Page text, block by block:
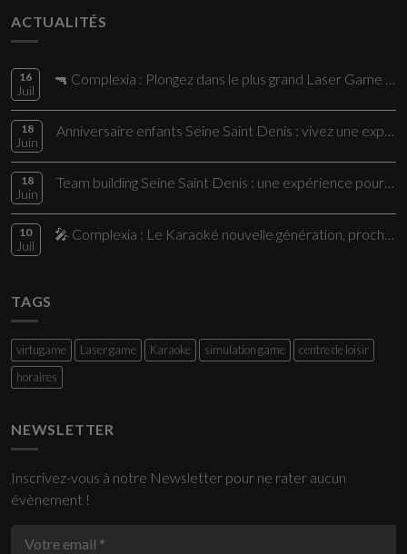
ACTUALITÉS
16
Juil
🔫 Complexia : Plongez dans le plus grand Laser Game de la région !
18
Juin
Anniversaire enfants Seine Saint Denis : vivez une expérience unique chez Comple
18
Juin
Team building Seine Saint Denis : une expérience pour vos collaborateurs
10
Juil
🎤 Complexia : Le Karaoké nouvelle génération, proche de Paris
TAGS
virtugame Laser game Karaoke simulation game
centre de loisir
horaires
NEWSLETTER
Inscrivez-vous à notre Newsletter pour ne rater aucun
évènement !